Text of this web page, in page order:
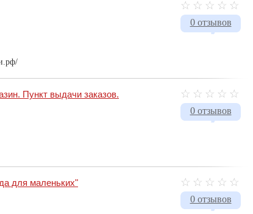
0 отзывов
0 отзывов
Пункт выдачи заказов.
0 отзывов
для маленьких"